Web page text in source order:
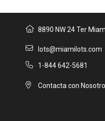
8890 NW 24 Ter
lots@miamilots.com
1-844 642-5681
Contacta con